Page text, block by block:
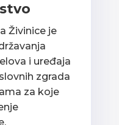
Živinice je
i uređaja
zgrada
za koje